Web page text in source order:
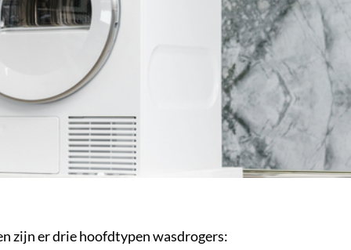
zijn er drie hoofdtypen wasdrogers: